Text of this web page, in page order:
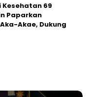
Kesehatan 69
Paparkan
Akae, Dukung